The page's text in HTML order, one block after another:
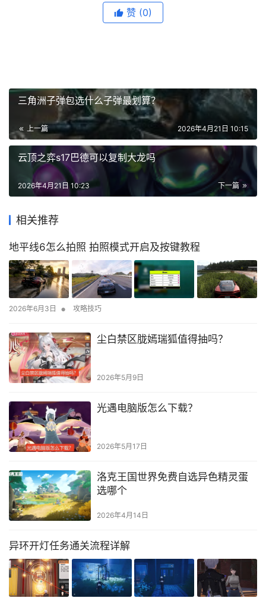
赞 (0)
三角洲子弹包选什么子弹最划算？
上一篇 2026年4月21日 10:15
云顶之弈s17巴德可以复制大龙吗
下一篇
2026年4月21日 10:23
相关推荐
地平线6怎么拍照 拍照模式开启及按键教程
2026年6月3日 • 攻略技巧
尘白禁区胧嫣瑞狐值得抽吗？
2026年5月9日
光遇电脑版怎么下载？
2026年5月17日
洛克王国世界免费自选异色精灵蛋
选哪个
2026年4月14日
异环开灯任务通关流程详解